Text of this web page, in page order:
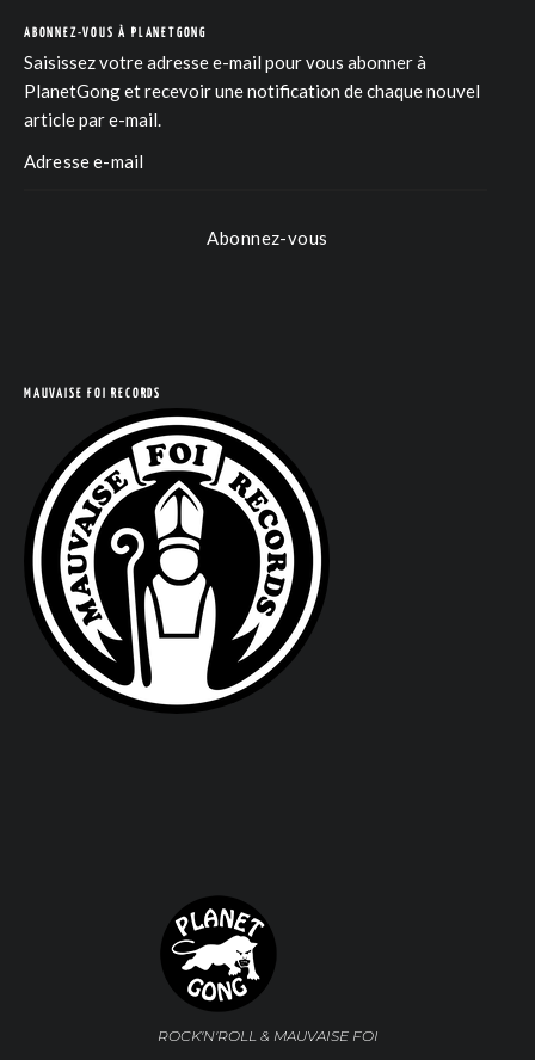
ABONNEZ-VOUS À PLANETGONG
Saisissez votre adresse e-mail pour vous abonner à
PlanetGong et recevoir une notification de chaque nouvel
article par e-mail.
Abonnez-vous
MAUVAISE FOI RECORDS
ROCK'N'ROLL & MAUVAISE FOI